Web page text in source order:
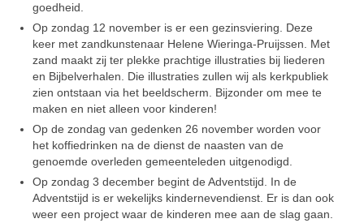
goed­heid.
Op zondag 12 november is er een gezinsviering. Deze
keer met zand­kunstenaar Helene Wieringa-Pruijs­sen. Met
zand maakt zij ter plekke prachtige illustraties bij liederen
en Bijbelverhalen. Die illustraties zul­len wij als kerkpubliek
zien ont­staan via het beeldscherm. Bijzon­der om mee te
maken en niet al­leen voor kinderen!
Op de zondag van gedenken 26 no­vember worden voor
het koffie­drinken na de dienst de naasten van de
genoemde overleden ge­meenteleden uitgenodigd.
Op zondag 3 december begint de Adventstijd. In de
Adventstijd is er wekelijks kindernevendienst. Er is dan ook
weer een project waar de kinderen mee aan de slag gaan.